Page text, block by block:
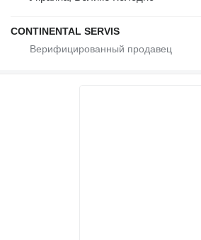
CONTINENTAL SERVIS